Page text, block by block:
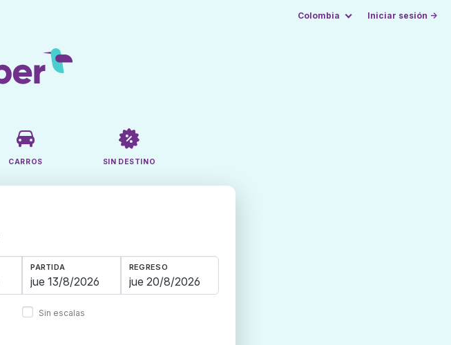
Colombia Iniciar sesión →
CARROS SIN DESTINO
PARTIDA REGRESO
Sin escalas